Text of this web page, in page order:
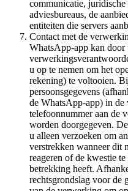
communicatie,
adviesbureaus, de
entiteiten die servers
Contact met de
WhatsApp-app kan
u op te nemen om het
rekening) te voltooien.
persoonsgegevens
de WhatsApp-app) in
telefoonnummer aan de
worden doorgegeven.
u alleen verzoeken om
verstrekken wanneer dit
reageren of de kwestie
betrekking heeft.
rechtsgrondslag voor de